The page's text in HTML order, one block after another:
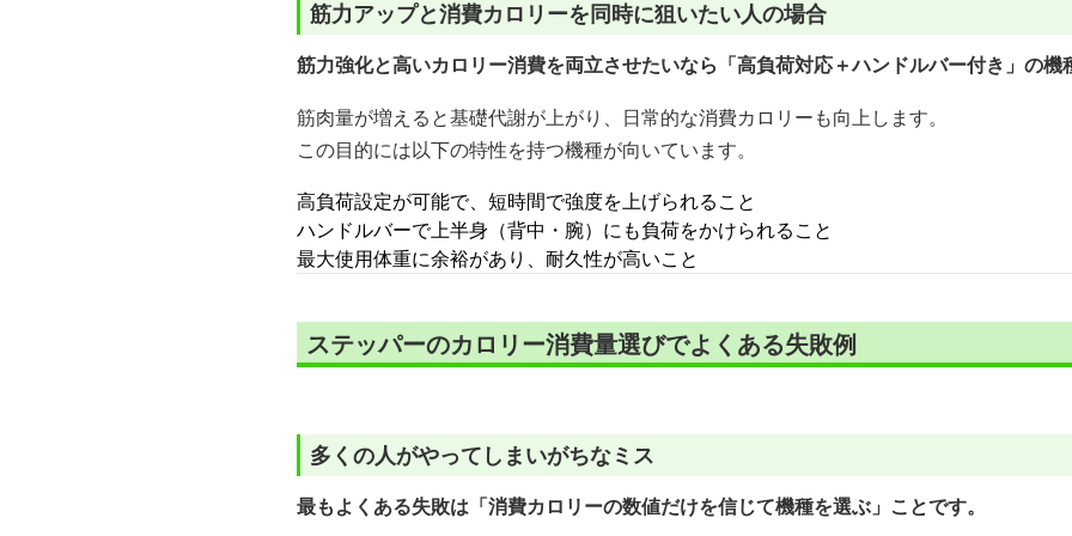
筋力アップと消費カロリーを同時に狙いたい人の場合
筋力強化と高いカロリー消費を両立させたいなら「高負荷対応＋ハンドルバー付き」の機
筋肉量が増えると基礎代謝が上がり、日常的な消費カロリーも向上します。
この目的には以下の特性を持つ機種が向いています。
高負荷設定が可能で、短時間で強度を上げられること
ハンドルバーで上半身（背中・腕）にも負荷をかけられること
最大使用体重に余裕があり、耐久性が高いこと
ステッパーのカロリー消費量選びでよくある失敗例
多くの人がやってしまいがちなミス
最もよくある失敗は「消費カロリーの数値だけを信じて機種を選ぶ」ことです。